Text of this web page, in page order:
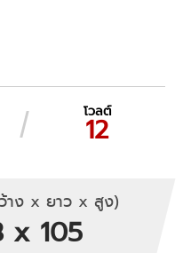
โวลต์
12
าง x ยาว x สูง)
x 105